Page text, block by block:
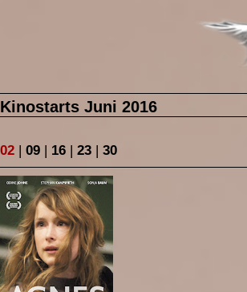
Kinostarts Juni 2016
02 | 09 | 16 | 23 | 30